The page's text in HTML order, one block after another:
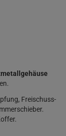
Freischuss-